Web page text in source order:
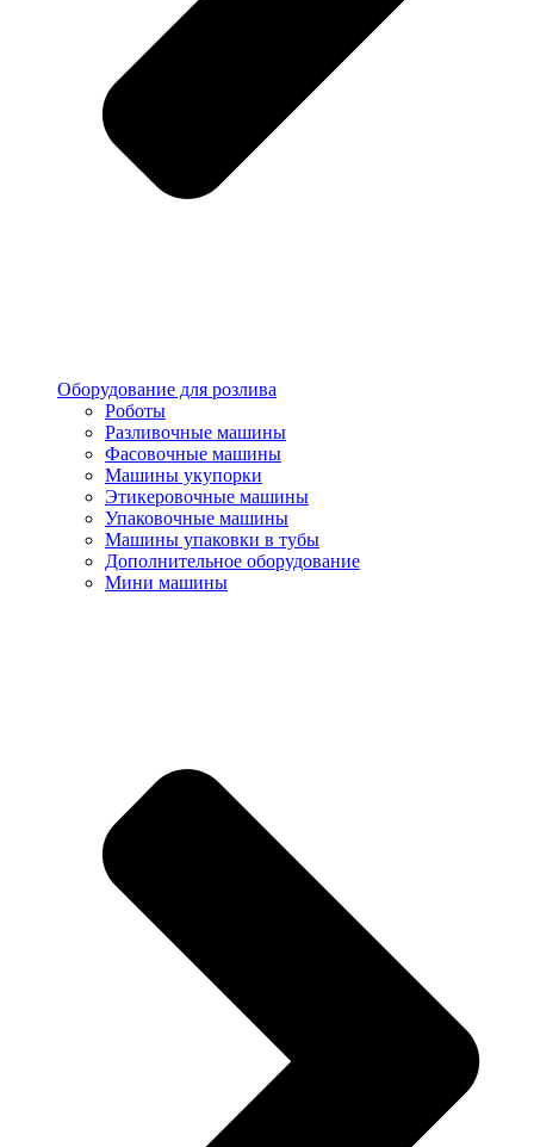
Оборудование для розлива
Роботы
Разливочные машины
Фасовочные машины
Машины укупорки
Этикеровочные машины
Упаковочные машины
Машины упаковки в тубы
Дополнительное оборудование
Мини машины